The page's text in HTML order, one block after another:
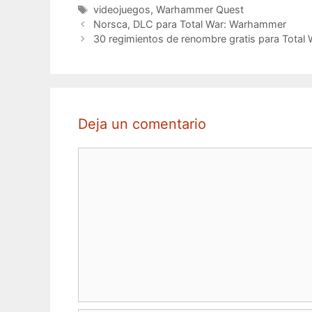
Etiquetas
videojuegos, Warhammer Quest
Norsca, DLC para Total War: Warhammer
30 regimientos de renombre gratis para Total
Deja un comentario